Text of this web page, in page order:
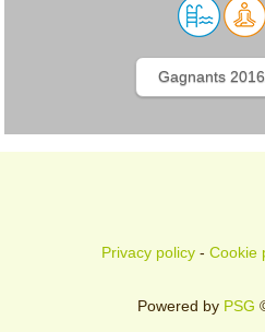
Gagnants
Privacy policy- Cookie
Powered by PSG